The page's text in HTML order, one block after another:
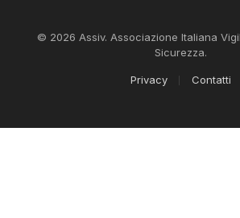
© 2026 Assiv. Associazione Italiana
Sicurezza.
Privacy Contatti